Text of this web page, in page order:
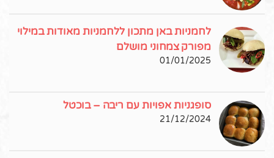
לחמניות באן מתכון ללחמניות מאודות במילוי
מפורק צמחוני מושלם
01/01/2025
סופגניות אפויות עם ריבה – בוכטל
21/12/2024